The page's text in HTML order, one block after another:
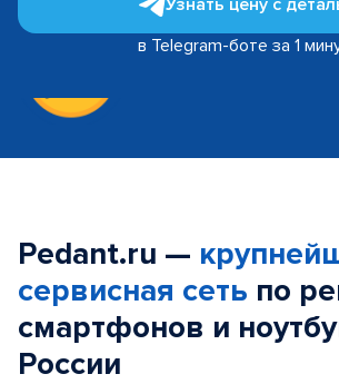
Узнать цену с
в Telegram-боте за 1
Pedant.ru —
сервисная сеть по
смартфонов и
России